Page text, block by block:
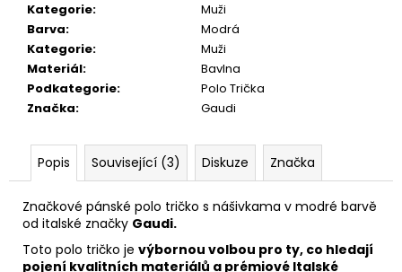
Kategorie:
Muži
Barva:
Modrá
Kategorie:
Muži
Materiál:
Bavlna
Podkategorie:
Polo Trička
Značka: Gaudi
Popis Související (3) Diskuze Značka
Značkové pánské polo tričko s nášivkama v modré barvě
od italské značky Gaudi.
Toto polo tričko je výbornou volbou pro ty, co hledají
pojení kvalitních materiálů a prémiové Italské